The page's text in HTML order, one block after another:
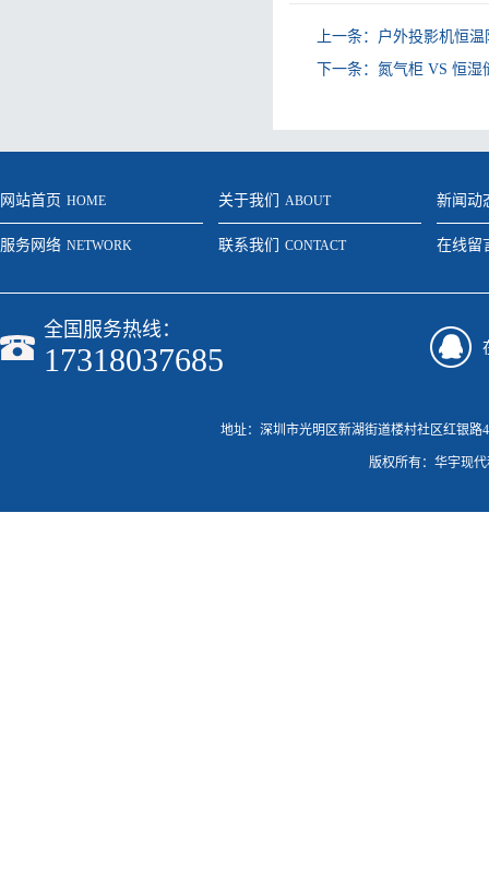
上一条： 户外投影机恒
下一条： 氮气柜 VS 恒湿
网站首页 HOME 关于我们 ABOUT 新闻动
服务网络 NETWORK 联系我们 CONTACT 在线留
全国服务热线：
17318037685
地址：深圳市光明区新湖街道楼村社区红银
版权所有：华宇现